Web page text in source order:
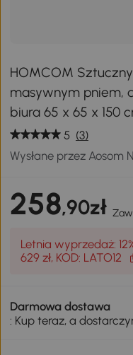
HOMCOM
masywnym pniem,
biura 65 x 65 x 150
5 (3)
Wysłane przez Aosom
258,90zł
Letnia wyprzedaż:
629 zł, KOD: LATO12
Darmowa dostawa
: Kup teraz, a